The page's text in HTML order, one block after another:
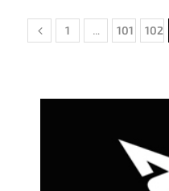
1 … 101 102